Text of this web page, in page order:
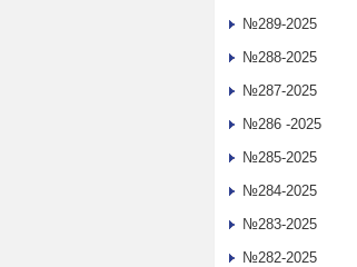
№289-2025
№288-2025
№287-2025
№286 -2025
№285-2025
№284-2025
№283-2025
№282-2025